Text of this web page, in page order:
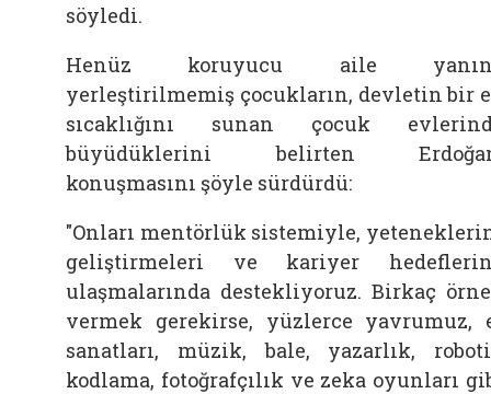
söyledi.
Henüz koruyucu aile
yerleştirilmemiş çocukların, devletin bir
sıcaklığını sunan çocuk
büyüdüklerini belirten
konuşmasını şöyle sürdürdü:
"Onları mentörlük sistemiyle,
geliştirmeleri ve kariyer
ulaşmalarında destekliyoruz. Birkaç
vermek gerekirse, yüzlerce yavrumuz,
sanatları, müzik, bale, yazarlık,
kodlama, fotoğrafçılık ve zeka oyunları